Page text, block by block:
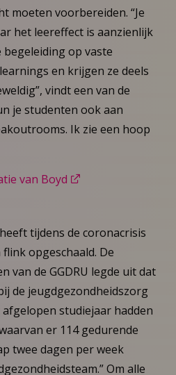
moeten voorbereiden. “Je
het leereffect is aanzienlijk
op vaste
en krijgen ze deels
vindt een van de
je studenten ook aan
Ik zie een hoop
van Boyd
tijdens de coronacrisis
opgeschaald. De
van de GGDRU legde uit dat
de jeugdgezondheidszorg
studiejaar hadden
er 114 gedurende
twee dagen per week
Om alle